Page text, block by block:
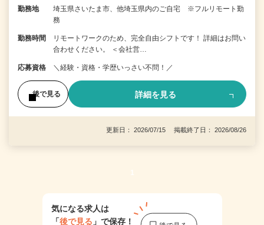
勤務地
埼玉県さいたま市、他埼玉県内のご自宅 ※フルリモート勤
務
勤務時間
リモートワークのため、完全自由シフトです！ 詳細はお問い
合わせください。 ＜会社営…
応募資格 ＼経験・資格・学歴いっさい不問！／
後で見る 詳細を見る
更新日： 2026/07/15 掲載終了日： 2026/08/26
1
気になる求人は
「後で見る 」で保存！